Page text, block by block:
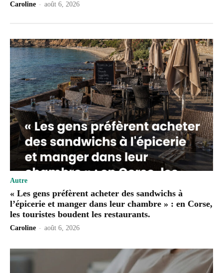
Caroline - août 6, 2026
Autre
« Les gens préfèrent acheter des sandwichs à
l’épicerie et manger dans leur chambre » : en Corse,
les touristes boudent les restaurants.
Caroline - août 6, 2026